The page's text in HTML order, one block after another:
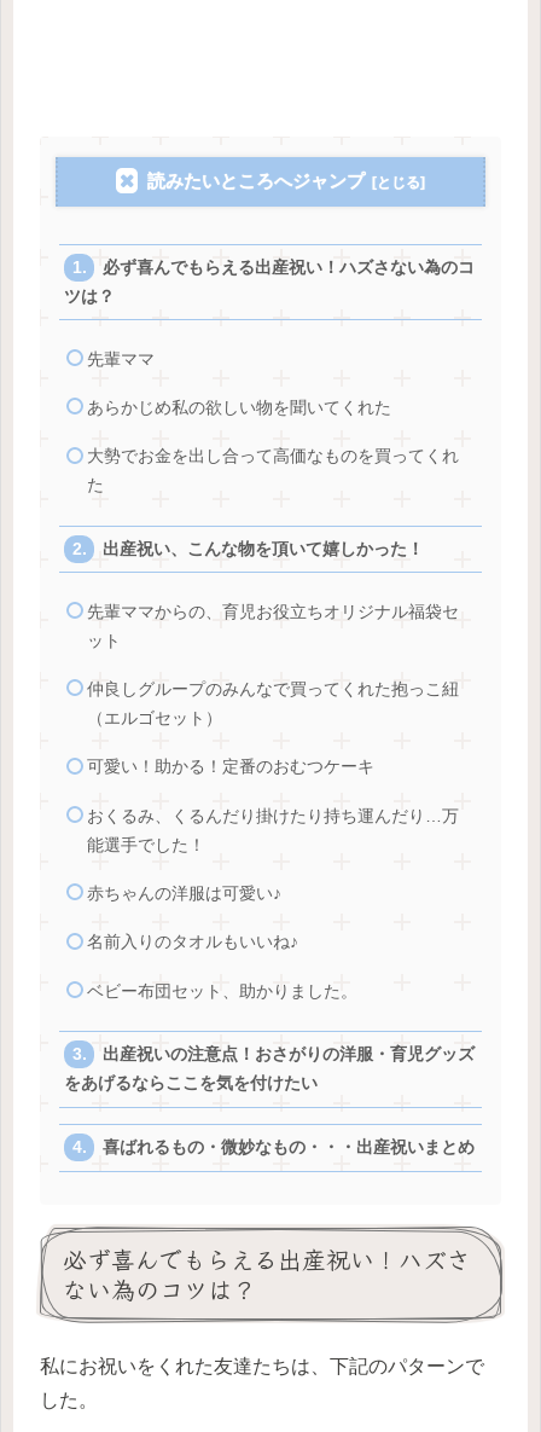
読みたいところへジャンプ
必ず喜んでもらえる出産祝い！ハズさない為のコ
ツは？
先輩ママ
あらかじめ私の欲しい物を聞いてくれた
大勢でお金を出し合って高価なものを買ってくれ
た
出産祝い、こんな物を頂いて嬉しかった！
先輩ママからの、育児お役立ちオリジナル福袋セ
ット
仲良しグループのみんなで買ってくれた抱っこ紐
（エルゴセット）
可愛い！助かる！定番のおむつケーキ
おくるみ、くるんだり掛けたり持ち運んだり…万
能選手でした！
赤ちゃんの洋服は可愛い♪
名前入りのタオルもいいね♪
ベビー布団セット、助かりました。
出産祝いの注意点！おさがりの洋服・育児グッズ
をあげるならここを気を付けたい
喜ばれるもの・微妙なもの・・・出産祝いまとめ
必ず喜んでもらえる出産祝い！ハズさ
ない為のコツは？
私にお祝いをくれた友達たちは、下記のパターンで
した。